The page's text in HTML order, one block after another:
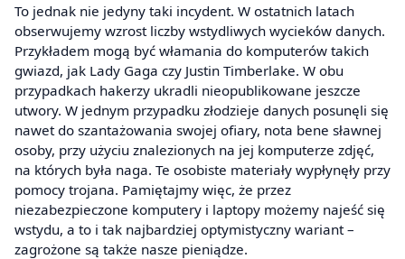
To jednak nie jedyny taki incydent. W ostatnich latach
obserwujemy wzrost liczby wstydliwych wycieków danych.
Przykładem mogą być włamania do komputerów takich
gwiazd, jak Lady Gaga czy Justin Timberlake. W obu
przypadkach hakerzy ukradli nieopublikowane jeszcze
utwory. W jednym przypadku złodzieje danych posunęli się
nawet do szantażowania swojej ofiary, nota bene sławnej
osoby, przy użyciu znalezionych na jej komputerze zdjęć,
na których była naga. Te osobiste materiały wypłynęły przy
pomocy trojana. Pamiętajmy więc, że przez
niezabezpieczone komputery i laptopy możemy najeść się
wstydu, a to i tak najbardziej optymistyczny wariant –
zagrożone są także nasze pieniądze.